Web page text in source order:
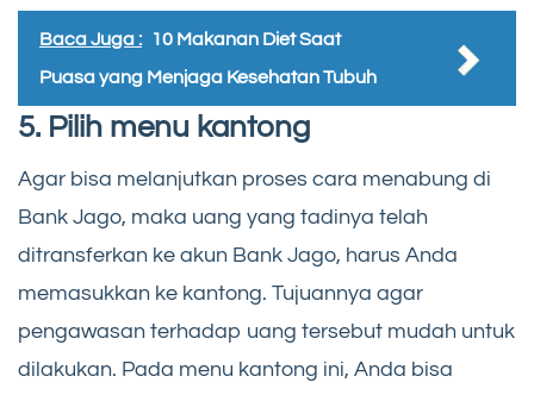
Baca Juga :
10 Makanan Diet Saat
Puasa yang Menjaga Kesehatan Tubuh
5. Pilih menu kantong
Agar bisa melanjutkan proses cara menabung di
Bank Jago, maka uang yang tadinya telah
ditransferkan ke akun Bank Jago, harus Anda
memasukkan ke kantong. Tujuannya agar
pengawasan terhadap uang tersebut mudah untuk
dilakukan. Pada menu kantong ini, Anda bisa